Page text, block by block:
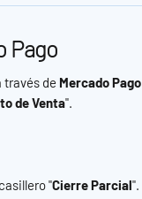
Pago
través de Mercado Pago
de Venta".
"Cierre Parcial".